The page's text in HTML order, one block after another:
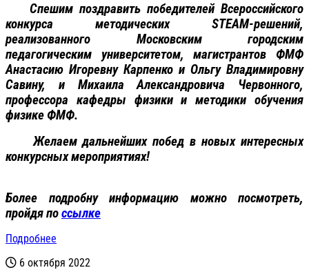
Спешим поздравить победителей Всероссийского
конкурса
методическихSTEAM-решений,
реализованного
Московским
городским
педагогическим
университетом,
магистрантов ФМФ
Анастасию Игоревну Карпенко и Ольгу Владимировну
Савину, и Михаила Александровича Червонного,
профессора кафедры физики и методики обучения
физике ФМФ.
Желаем дальнейших побед в новых интересных
конкурсных мероприятиях!
Более подробну информацию можно посмотреть,
пройдя поссылке
Подробнее
6 октября 2022